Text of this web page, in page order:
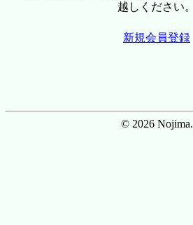
越しください。
新規会員登録
© 2026 Nojima.